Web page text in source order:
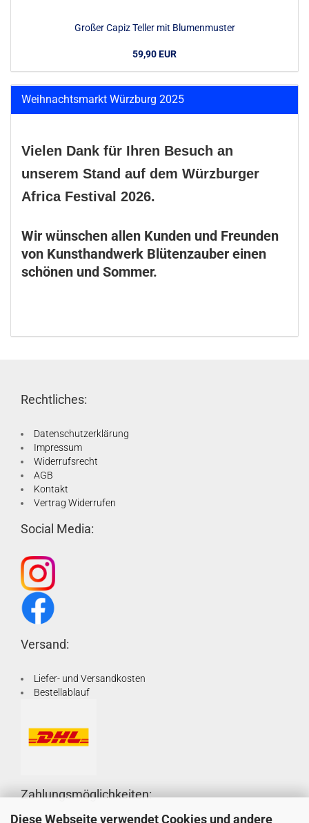
Diese Webseite verwendet Cookies und andere
Großer Capiz Teller mit Blumenmuster
59,90 EUR
Weihnachtsmarkt Würzburg 2025
Vielen Dank für Ihren Besuch an
unserem Stand auf dem Würzburger
Africa Festival 2026.
Wir wünschen allen Kunden und Freunden
von Kunsthandwerk Blütenzauber einen
schönen und Sommer.
Rechtliches:
Datenschutzerklärung
Impressum
Widerrufsrecht
AGB
Kontakt
Vertrag Widerrufen
Social Media:
Versand:
Liefer- und Versandkosten
Bestellablauf
Zahlungsmöglichkeiten: